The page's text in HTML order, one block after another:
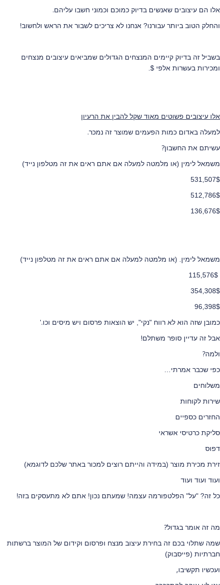
אלו הם עיצובים שאנשים בדיוק כמוכם וכמוני חשבו עליהם.
והחלק הטוב ביותר עבורנו? אנחנו לא צריכים לשבור את הראש ולחשוב!
בשביל זה בדיוק קיימים המנצחים הגדולים שמביאים עיצובים מנצחים
ומכירות בעשרות אלפי $.
אלו עיצובים פשוטים מאוד שקל להבין את הרעיון
למעלה באדום כמות הפעמים שמוצר זה נמכר.
עשיתם את החשבון?
משמאל לימין (או מלמטה למעלה אם אתם ראים את זה מטלפון נייד)
531,507$
512,786$
136,676$
משמאל לימין. (או מלמטה למעלה אם אתם ראים את זה מטלפון נייד)
115,576$
354,308$
96,398$
כמובן שזה הוא לא רווח "נקי", יש הוצאות פרסום ויש מיסים וכו'.
אבל זה עדיין סופר משתלם!
ולמה?
כפי שכבר אמרתי…
משלוחים
שירות לקוחות
החזרים כספיים
סליקת כרטיסי אשראי
דפוס
זירת מכירת מוצר (במידה והייתם רוצים למכור באתר שלכם לדוגמא)
ועוד ועוד ועוד
כל זה? "על" הפלטפורמה עצמה! שמעתם נכון! אתם לא מתעסקים בזה!
מה זה אומר בגדול?
שמה שתלוי בכם זה בחירת עיצוב מנצח ופרסום וקידום של המוצר ברשתות
חברתיות (פייסבוק)
ועכשיו תקשיבו,